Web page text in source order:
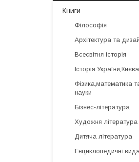
Книги
Філософія
Архітектура та
Всесвітня історія
Історія України,Києва
Фізика,математика та
науки
Бізнес-література
Художня література
Дитяча література
Енциклопедичні